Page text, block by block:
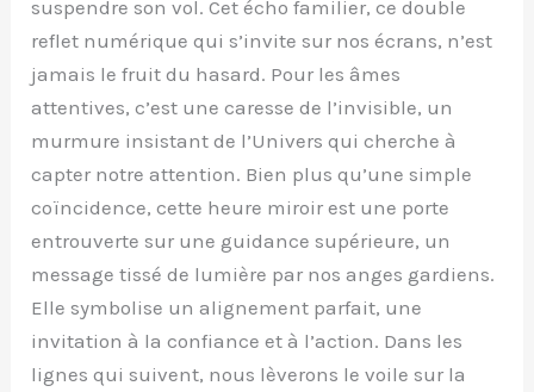
suspendre son vol. Cet écho familier, ce double
reflet numérique qui s’invite sur nos écrans, n’est
jamais le fruit du hasard. Pour les âmes
attentives, c’est une caresse de l’invisible, un
murmure insistant de l’Univers qui cherche à
capter notre attention. Bien plus qu’une simple
coïncidence, cette heure miroir est une porte
entrouverte sur une guidance supérieure, un
message tissé de lumière par nos anges gardiens.
Elle symbolise un alignement parfait, une
invitation à la confiance et à l’action. Dans les
lignes qui suivent, nous lèverons le voile sur la